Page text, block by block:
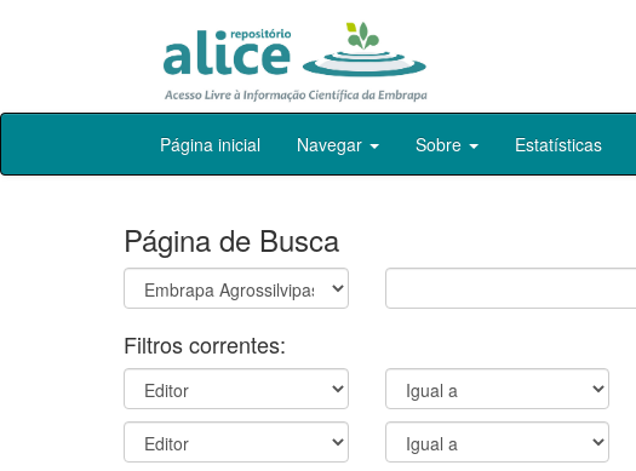
Skip
Página inicial Navegar Sobre Estatísticas
Página de Busca
Filtros correntes: